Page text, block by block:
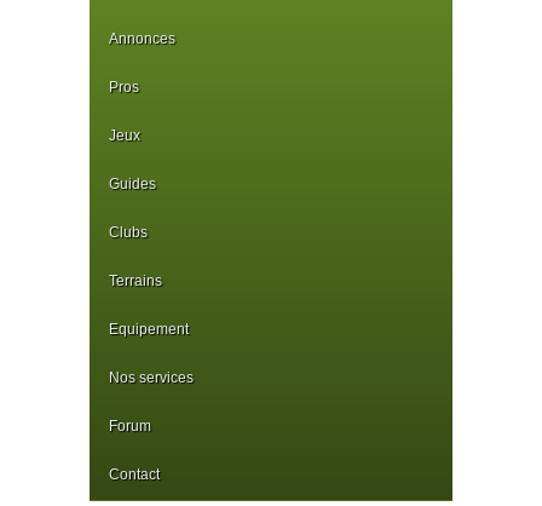
Annonces
Pros
Jeux
Guides
Clubs
Terrains
Equipement
Nos services
Forum
Contact